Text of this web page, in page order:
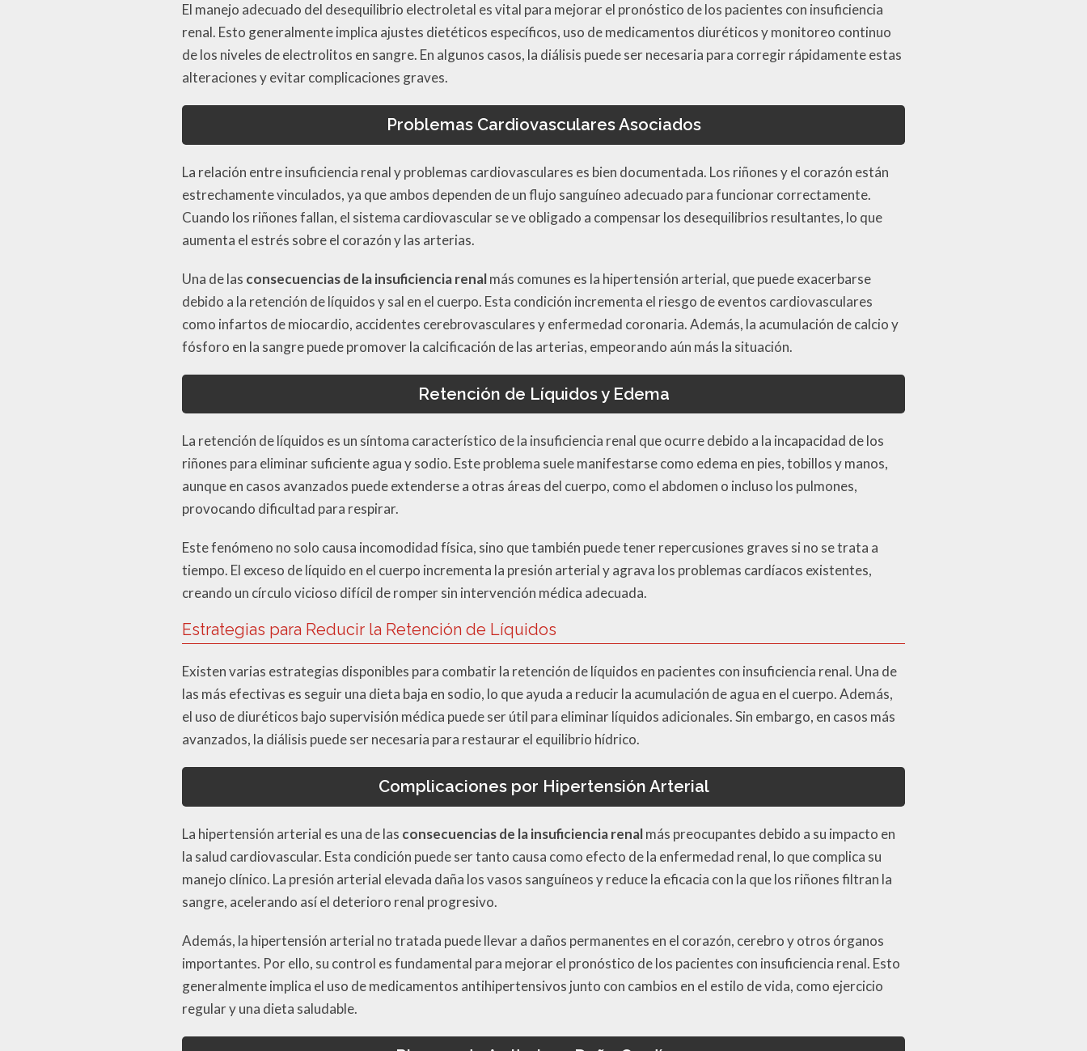
El manejo adecuado del desequilibrio electroletal es vital para mejorar el pronóstico de los pacientes con insuficiencia
renal. Esto generalmente implica ajustes dietéticos específicos, uso de medicamentos diuréticos y monitoreo continuo
de los niveles de electrolitos en sangre. En algunos casos, la diálisis puede ser necesaria para corregir rápidamente estas
alteraciones y evitar complicaciones graves.
Problemas Cardiovasculares Asociados
La relación entre insuficiencia renal y problemas cardiovasculares es bien documentada. Los riñones y el corazón están
estrechamente vinculados, ya que ambos dependen de un flujo sanguíneo adecuado para funcionar correctamente.
Cuando los riñones fallan, el sistema cardiovascular se ve obligado a compensar los desequilibrios resultantes, lo que
aumenta el estrés sobre el corazón y las arterias.
Una de las consecuencias de la insuficiencia renalmás comunes es la hipertensión arterial, que puede exacerbarse
debido a la retención de líquidos y sal en el cuerpo. Esta condición incrementa el riesgo de eventos cardiovasculares
como infartos de miocardio, accidentes cerebrovasculares y enfermedad coronaria. Además, la acumulación de calcio y
fósforo en la sangre puede promover la calcificación de las arterias, empeorando aún más la situación.
Retención de Líquidos y Edema
La retención de líquidos es un síntoma característico de la insuficiencia renal que ocurre debido a la incapacidad de los
riñones para eliminar suficiente agua y sodio. Este problema suele manifestarse como edema en pies, tobillos y manos,
aunque en casos avanzados puede extenderse a otras áreas del cuerpo, como el abdomen o incluso los pulmones,
provocando dificultad para respirar.
Este fenómeno no solo causa incomodidad física, sino que también puede tener repercusiones graves si no se trata a
tiempo. El exceso de líquido en el cuerpo incrementa la presión arterial y agrava los problemas cardíacos existentes,
creando un círculo vicioso difícil de romper sin intervención médica adecuada.
Estrategias para Reducir la Retención de Líquidos
Existen varias estrategias disponibles para combatir la retención de líquidos en pacientes con insuficiencia renal. Una de
las más efectivas es seguir una dieta baja en sodio, lo que ayuda a reducir la acumulación de agua en el cuerpo. Además,
el uso de diuréticos bajo supervisión médica puede ser útil para eliminar líquidos adicionales. Sin embargo, en casos más
avanzados, la diálisis puede ser necesaria para restaurar el equilibrio hídrico.
Complicaciones por Hipertensión Arterial
La hipertensión arterial es una de las consecuencias de la insuficiencia renalmás preocupantes debido a su impacto en
la salud cardiovascular. Esta condición puede ser tanto causa como efecto de la enfermedad renal, lo que complica su
manejo clínico. La presión arterial elevada daña los vasos sanguíneos y reduce la eficacia con la que los riñones filtran la
sangre, acelerando así el deterioro renal progresivo.
Además, la hipertensión arterial no tratada puede llevar a daños permanentes en el corazón, cerebro y otros órganos
importantes. Por ello, su control es fundamental para mejorar el pronóstico de los pacientes con insuficiencia renal. Esto
generalmente implica el uso de medicamentos antihipertensivos junto con cambios en el estilo de vida, como ejercicio
regular y una dieta saludable.